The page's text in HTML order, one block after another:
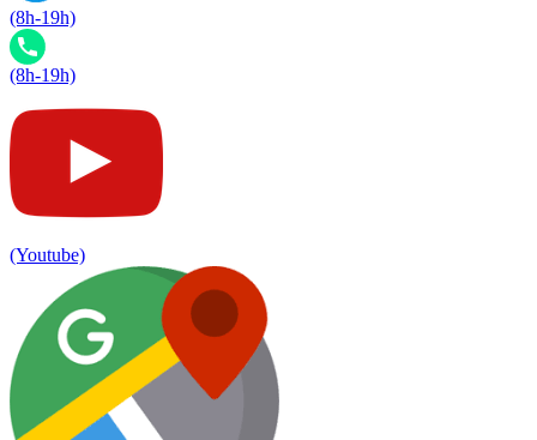
(8h-19h)
(8h-19h)
(Youtube)